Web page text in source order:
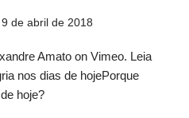
9 de abril de 2018
Amato on Vimeo. Leia
nos dias de hojePorque
hoje?